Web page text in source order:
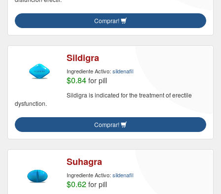
Comprar!
Sildigra
Ingrediente Activo: sildenafil
$0.84 for pill
Sildigra is indicated for the treatment of erectile
dysfunction.
Comprar!
Suhagra
Ingrediente Activo: sildenafil
$0.62 for pill